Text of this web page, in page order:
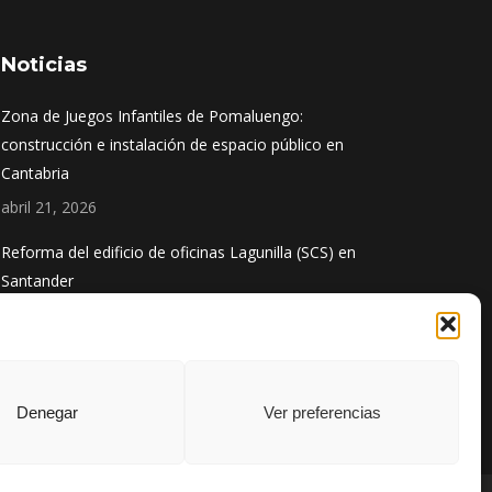
Denegar Ver preferencias
Noticias
Zona de Juegos Infantiles de Pomaluengo:
construcción e instalación de espacio público en
Cantabria
abril 21, 2026
Reforma del edificio de oficinas Lagunilla (SCS) en
Santander